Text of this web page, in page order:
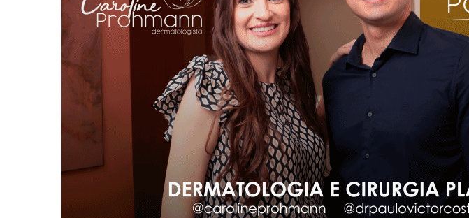
Homenagens;
Vídeos
Do
Último